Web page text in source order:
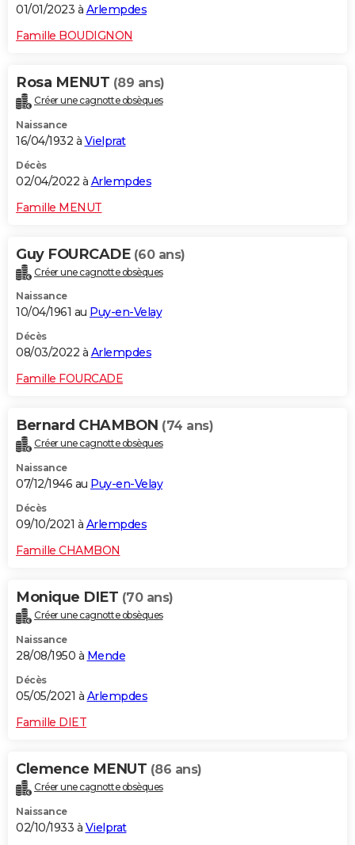
01/01/2023 à Arlempdes
Famille BOUDIGNON
Rosa MENUT (89 ans)
Créer une cagnotte obsèques
Naissance
16/04/1932 à Vielprat
Décès
02/04/2022 à Arlempdes
Famille MENUT
Guy FOURCADE (60 ans)
Créer une cagnotte obsèques
Naissance
10/04/1961 au Puy-en-Velay
Décès
08/03/2022 à Arlempdes
Famille FOURCADE
Bernard CHAMBON (74 ans)
Créer une cagnotte obsèques
Naissance
07/12/1946 au Puy-en-Velay
Décès
09/10/2021 à Arlempdes
Famille CHAMBON
Monique DIET (70 ans)
Créer une cagnotte obsèques
Naissance
28/08/1950 à Mende
Décès
05/05/2021 à Arlempdes
Famille DIET
Clemence MENUT (86 ans)
Créer une cagnotte obsèques
Naissance
02/10/1933 à Vielprat